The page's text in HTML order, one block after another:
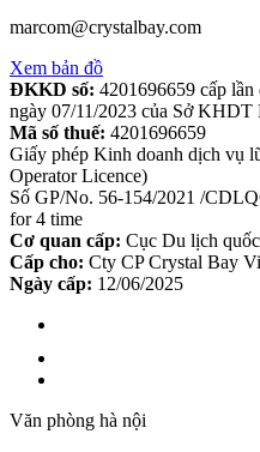
marcom@crystalbay.com
Xem bản đồ
ĐKKD số: 4201696659 cấp
ngày 07/11/2023 của Sở KHDT
Mã số thuế: 4201696659
Giấy phép Kinh doanh dịch vụ
Operator Licence)
Số GP/No. 56-154/2021 /
for 4 time
Cơ quan cấp: Cục Du lịch
Cấp cho: Cty CP Crystal Bay
Ngày cấp: 12/06/2025
Văn phòng hà nội